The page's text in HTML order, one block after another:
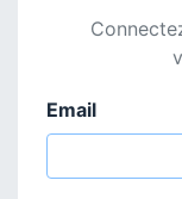
Email